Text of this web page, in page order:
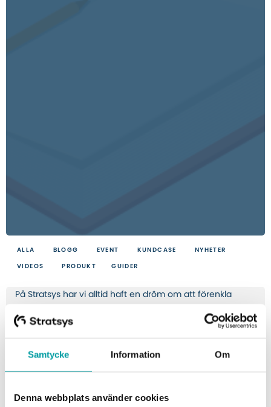
Samtycke Information Om
Denna webbplats använder cookies
ALLA BLOGG EVENT KUNDCASE NYHETER
VIDEOS PRODUKT GUIDER
På Stratsys har vi alltid haft en dröm om att förenkla
ambitionen endast sträckt sig till Sverige och några av
på lite större allvar.